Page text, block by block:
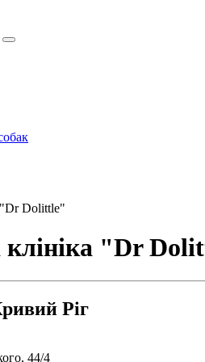
"Dr Dolittle"
клініка "Dr
Ріг
44/4